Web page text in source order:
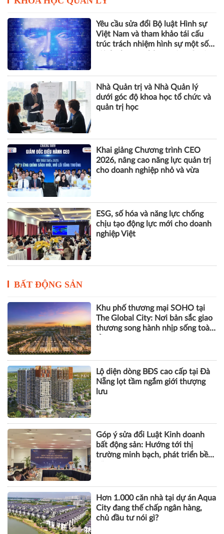
Nhà Quản trị và Nhà Quản lý
dưới góc độ khoa học tổ chức và
quản trị học
Khai giảng Chương trình CEO
2026, nâng cao năng lực quản trị
cho doanh nghiệp nhỏ và vừa
ESG, số hóa và năng lực chống
chịu tạo động lực mới cho doanh
nghiệp Việt
BẤT ĐỘNG SẢN
Khu phố thương mại SOHO tại
Lộ diện dòng BĐS cao cấp tại Đà
Nẵng lọt tầm ngắm giới thượng
lưu
Góp ý sửa đổi Luật Kinh doanh
bất động sản: Hướng tới thị
trường minh bạch, phát triển bền
vững
Hơn 1.000 căn nhà tại dự án Aqua
City đang thế chấp ngân hàng,
chủ đầu tư nói gì?
DOANH NGHIỆP
Tôm Việt đối mặt nguy cơ chịu